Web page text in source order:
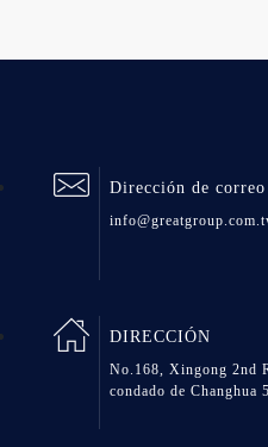
Dirección de
DIRECCIÓN
No.168, Xingong 2nd
condado de Changhua